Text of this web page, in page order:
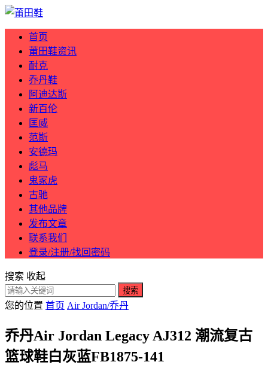
首页
莆田鞋资讯
耐克
乔丹鞋
阿迪达斯
新百伦
匡威
范斯
安德玛
彪马
鬼冢虎
古驰
其他品牌
发布文章
联系我们
登录/注册/找回密码
搜索 收起
搜索
您的位置 首页 Air Jordan/乔丹
乔丹Air Jordan Legacy AJ312 潮流复古
篮球鞋白灰蓝FB1875-141